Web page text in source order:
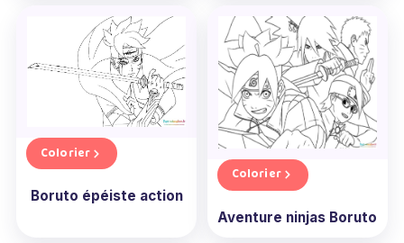
Colorier
Boruto épéiste action
Colorier
Aventure ninjas Boruto